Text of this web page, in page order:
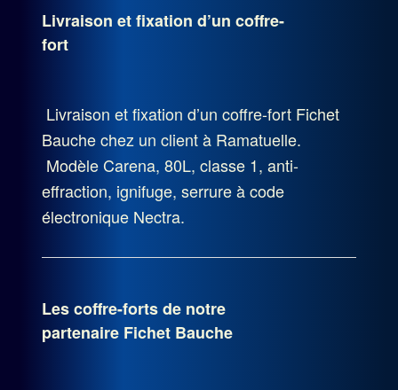
NORMES ET ASSURANCES
COFFRE FORT
NOS SOLUTIONS
CONTACT
Livraison et fixation d’un coffre-
fort
Livraison et fixation d’un coffre-fort Fichet
Bauche chez un client à Ramatuelle.
Modèle Carena, 80L, classe 1, anti-
effraction, ignifuge, serrure à code
électronique Nectra.
Les coffre-forts de notre
partenaire Fichet Bauche